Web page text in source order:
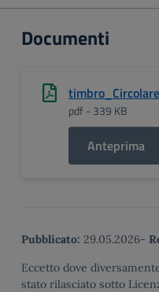
Documenti
pdf - 339 KB
Anteprima
Pubblicato: 29.05.2026-
Eccetto dove
stato rilasciato sotto